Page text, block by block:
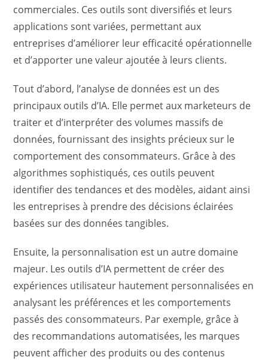
commerciales. Ces outils sont diversifiés et leurs
applications sont variées, permettant aux
entreprises d’améliorer leur efficacité opérationnelle
et d’apporter une valeur ajoutée à leurs clients.
Tout d’abord, l’analyse de données est un des
principaux outils d’IA. Elle permet aux marketeurs de
traiter et d’interpréter des volumes massifs de
données, fournissant des insights précieux sur le
comportement des consommateurs. Grâce à des
algorithmes sophistiqués, ces outils peuvent
identifier des tendances et des modèles, aidant ainsi
les entreprises à prendre des décisions éclairées
basées sur des données tangibles.
Ensuite, la personnalisation est un autre domaine
majeur. Les outils d’IA permettent de créer des
expériences utilisateur hautement personnalisées en
analysant les préférences et les comportements
passés des consommateurs. Par exemple, grâce à
des recommandations automatisées, les marques
peuvent afficher des produits ou des contenus